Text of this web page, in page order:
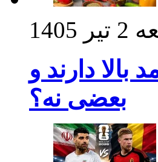
2 تیر 1405
دارند و
بعضی نه؟